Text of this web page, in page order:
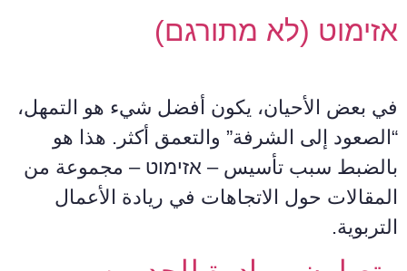
אזימוט (לא מתורגם)
في بعض الأحيان، يكون أفضل شيء هو التمهل،
“الصعود إلى الشرفة” والتعمق أكثر. هذا هو
بالضبط سبب تأسيس – אזימוט – مجموعة من
المقالات حول الاتجاهات في ريادة الأعمال
التربوية.